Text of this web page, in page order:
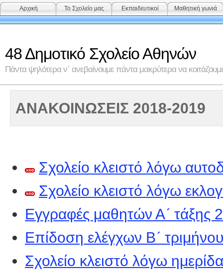
Αρχική Το Σχολείο μας Εκπαιδευτικοί Μαθητική γωνιά
48 Δημοτικό Σχολείο Αθηνών
Πάντα ψηλότερα ν᾽ ανεβαίνουμε πάντα μακρύτερα να
ΑΝΑΚΟΙΝΩΣΕΙΣ 2018-2019
Σχολείο κλειστό λόγω
Σχολείο κλειστό λόγω
Εγγραφές μαθητών Α´ τάξης
Επίδοση ελέγχων Β´ τριμήνου
Σχολείο κλειστό λόγω